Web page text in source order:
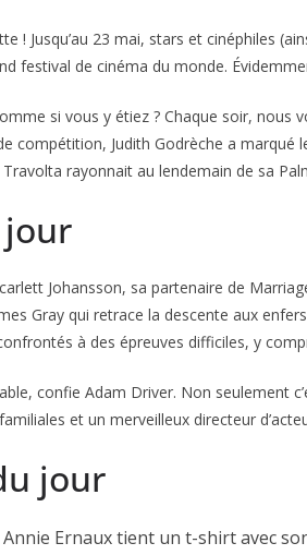
! Jusqu’au 23 mai, stars et cinéphiles
festival de cinéma du monde.
si vous y étiez ? Chaque soir, nous
compétition, Judith Godrèche a marqué
rayonnait au lendemain de sa
Johansson, sa partenaire de
Gray qui retrace la descente aux
à des épreuves difficiles, y
confie Adam Driver. Non seulement
et un merveilleux directeur
jour
Annie Ernaux tient un t-shirt avec